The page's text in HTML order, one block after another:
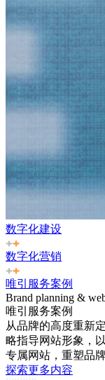
数字化建设
数字化营销
唯引服务案例
Brand planning &
唯引服务案例
从品牌的高度重新
略指导网站形象，
专属网站，重塑品
探索更多内容